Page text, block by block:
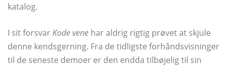
katalog.
I sit forsvarKode vene har aldrig rigtig prøvet at skjule
denne kendsgerning. Fra de tidligste forhåndsvisninger
til de seneste demoer er den endda tilbøjelig til sin